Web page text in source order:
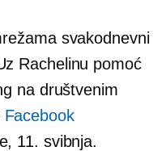
svakodnevni
Rachelinu pomoć
na društvenim
Facebook
11. svibnja.